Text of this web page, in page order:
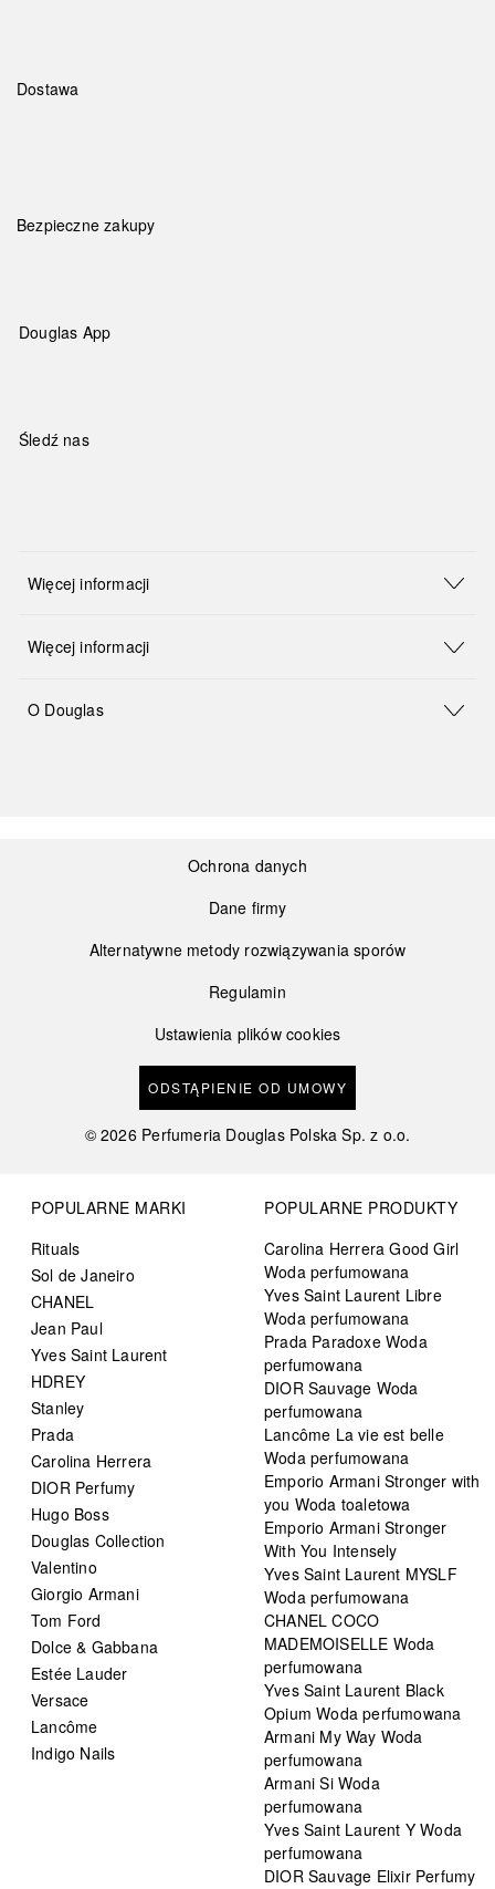
Dostawa
Bezpieczne zakupy
Douglas App
Śledź nas
Więcej informacji
Więcej informacji
O Douglas
Ochrona danych
Dane firmy
Alternatywne metody rozwiązywania sporów
Regulamin
Ustawienia plików cookies
ODSTĄPIENIE OD UMOWY
©2026 Perfumeria Douglas Polska Sp. z o.o.
POPULARNE MARKI
Rituals
Sol de Janeiro
CHANEL
Jean Paul
Yves Saint Laurent
HDREY
Stanley
Prada
Carolina Herrera
DIOR Perfumy
Hugo Boss
Douglas Collection
Valentino
Giorgio Armani
Tom Ford
Dolce & Gabbana
Estée Lauder
Versace
Lancôme
Indigo Nails
POPULARNE PRODUKTY
Carolina Herrera Good Girl
Woda perfumowana
Yves Saint Laurent Libre
Woda perfumowana
Prada Paradoxe Woda
perfumowana
DIOR Sauvage Woda
perfumowana
Lancôme La vie est belle
Woda perfumowana
Emporio Armani Stronger with
you Woda toaletowa
Emporio Armani Stronger
With You Intensely
Yves Saint Laurent MYSLF
Woda perfumowana
CHANEL COCO
MADEMOISELLE Woda
perfumowana
Yves Saint Laurent Black
Opium Woda perfumowana
Armani My Way Woda
perfumowana
Armani Si Woda
perfumowana
Yves Saint Laurent Y Woda
perfumowana
DIOR Sauvage Elixir Perfumy